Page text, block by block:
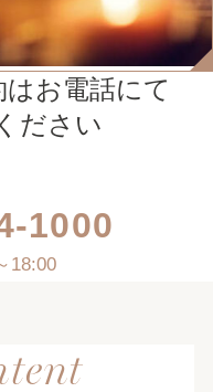
お電話にて
ださい
1000
18:00